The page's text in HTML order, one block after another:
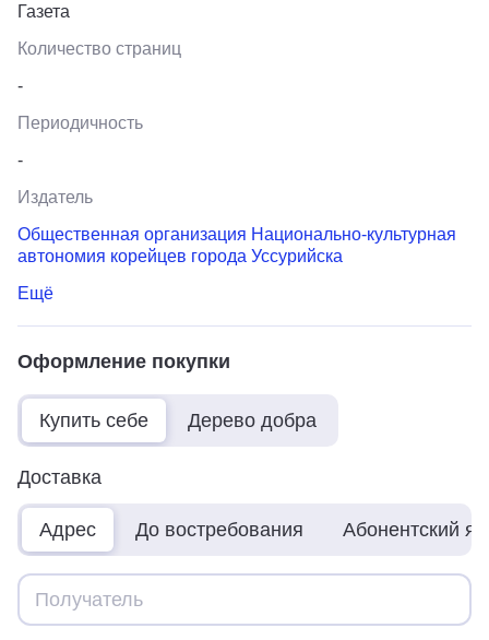
Газета
Количество страниц
-
Периодичность
-
Издатель
Общественная организация Национально-культурная
автономия корейцев города Уссурийска
Ещё
Оформление покупки
Купить себе Дерево добра
Доставка
Адрес До востребования Абонентский